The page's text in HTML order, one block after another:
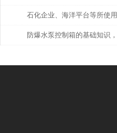
环境的光明中枢
石化企业、海洋平台等所使用
的防爆电气设备注意事项
防爆水泵控制箱的基础知识，